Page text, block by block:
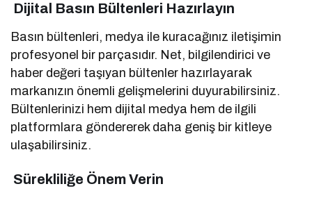
Dijital Basın Bültenleri Hazırlayın
Basın bültenleri, medya ile kuracağınız iletişimin
profesyonel bir parçasıdır. Net, bilgilendirici ve
haber değeri taşıyan bültenler hazırlayarak
markanızın önemli gelişmelerini duyurabilirsiniz.
Bültenlerinizi hem dijital medya hem de ilgili
platformlara göndererek daha geniş bir kitleye
ulaşabilirsiniz.
Sürekliliğe Önem Verin